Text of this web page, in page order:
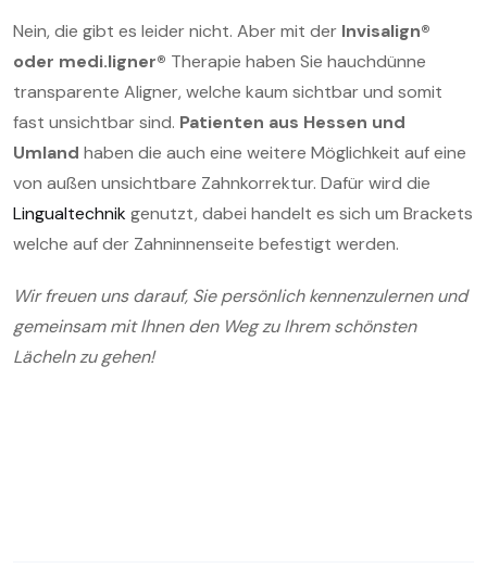
Nein, die gibt es leider nicht. Aber mit der Invisalign®
oder medi.ligner® Therapie haben Sie hauchdünne
transparente Aligner, welche kaum sichtbar und somit
fast unsichtbar sind. Patienten aus Hessen und
Umland haben die auch eine weitere Möglichkeit auf eine
von außen unsichtbare Zahnkorrektur. Dafür wird die
Lingualtechnikgenutzt, dabei handelt es sich um Brackets
welche auf der Zahninnenseite befestigt werden.
Wir freuen uns darauf, Sie persönlich kennenzulernen und
gemeinsam mit Ihnen den Weg zu Ihrem schönsten
Lächeln zu gehen!